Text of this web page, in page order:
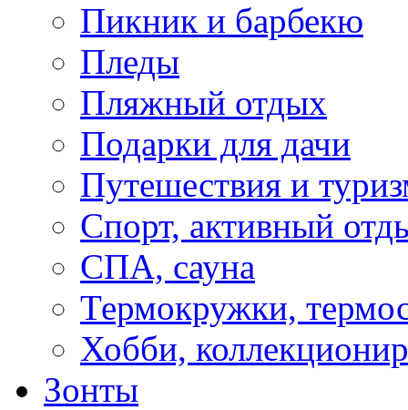
Пикник и барбекю
Пледы
Пляжный отдых
Подарки для дачи
Путешествия и
Спорт, активный
СПА, сауна
Термокружки,
Хобби,
Зонты